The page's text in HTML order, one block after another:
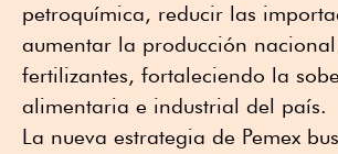
petroquímica, reducir las
aumentar la producción
fertilizantes, fortaleciendo la
alimentaria e industrial del país.
La nueva estrategia de Pemex